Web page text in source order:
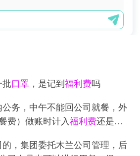
批口罩，是记到 福利费吗
务，中午不能回公司就餐，外
费）做账时计入 福利费还是差
，集团委托木兰公司管理，后